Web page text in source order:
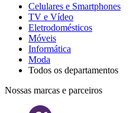
Celulares e Smartphones
TV e Vídeo
Eletrodomésticos
Móveis
Informática
Moda
Todos os departamentos
Nossas marcas e parceiros